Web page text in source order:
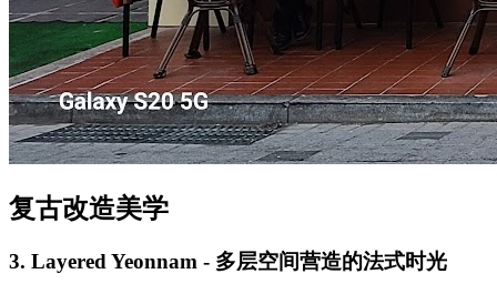
复古改造美学
3. Layered Yeonnam - 多层空间营造的法式时光